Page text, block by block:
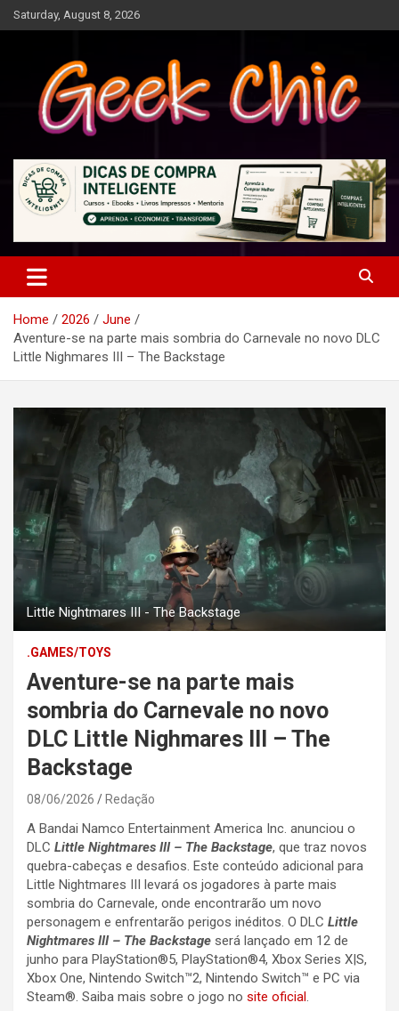
Skip
to
Saturday, August 8, 2026
Geek Chic
Home 2026
June
Aventure-se na parte mais sombria do Carnevale no novo DLC
Little Nighmares III – The Backstage
Little Nightmares III - The Backstage
.GAMES/TOYS
Aventure-se na parte mais
sombria do Carnevale no novo
DLC Little Nighmares III – The
Backstage
08/06/2026 Redação
A Bandai Namco Entertainment America Inc. anunciou o
DLC Little Nightmares III – The Backstage, que traz novos
quebra-cabeças e desafios. Este conteúdo adicional para
Little Nightmares III levará os jogadores à parte mais
sombria do Carnevale, onde encontrarão um novo
personagem e enfrentarão perigos inéditos. O DLC Little
Nightmares III – The Backstage será lançado em 12 de
junho para PlayStation®5, PlayStation®4, Xbox Series X|S,
Xbox One, Nintendo Switch™2, Nintendo Switch™ e PC via
Steam®. Saiba mais sobre o jogo no site oficial.